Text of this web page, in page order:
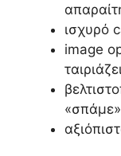
ισχυρό
image
«σπάμε»